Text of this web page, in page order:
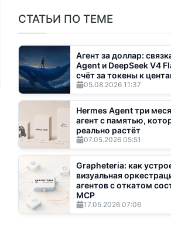
СТАТЬИ ПО ТЕМЕ
Агент за доллар:
Agent и DeepSeek V4
счёт за токены к
05.08.2026 11:37
Hermes Agent три
агент с памятью,
реально растёт
07.05.2026 05:51
Grapheteria: как
визуальная
агентов с откатом
MCP
17.05.2026 07:06